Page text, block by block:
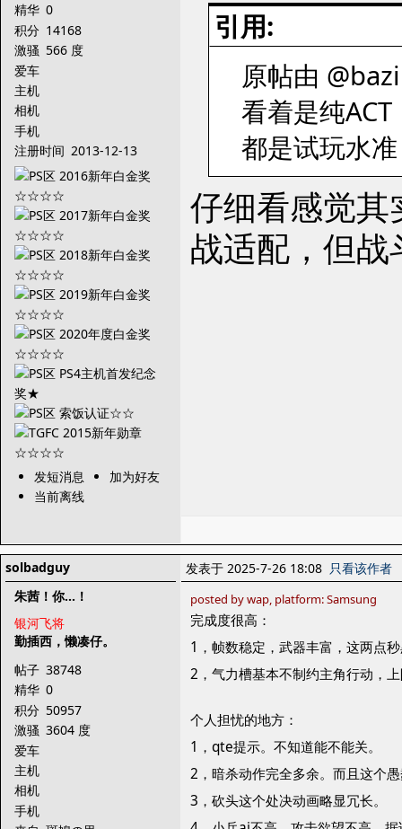
精华 0
积分 14168
激骚 566 度
爱车
主机
相机
手机
注册时间 2013-12-13
发短消息
加为好友
当前离线
引用:
原帖由
看着是纯
都是试玩水
仔细看感觉
战适配，但
solbadguy
朱茜！你...！
银河飞将
勤插西，懒凑仔。
帖子 38748
精华 0
积分 50957
激骚 3604 度
爱车
主机
相机
手机
发表于 2025-7-26 18:08 只看该作者
posted by wap, platform: Samsung
完成度很高：
1，帧数稳定，武器丰富，这两点
2，气力槽基本不制约主角行动，
个人担忧的地方：
1，qte提示。不知道能不能关。
2，暗杀动作完全多余。而且这个
3，砍头这个处决动画略显冗长。